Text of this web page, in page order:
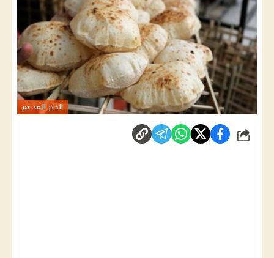
الخبز المدعم
شارك